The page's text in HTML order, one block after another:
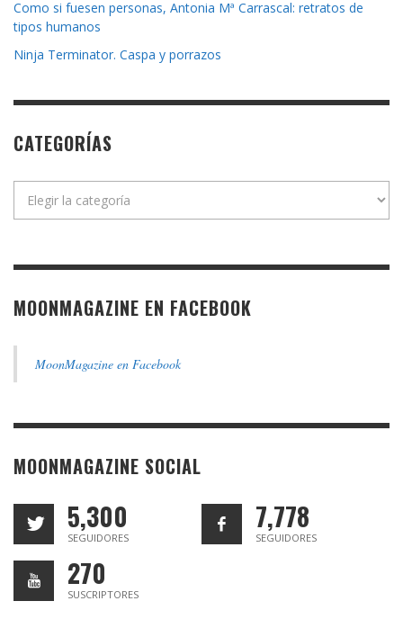
Como si fuesen personas, Antonia Mª Carrascal: retratos de
tipos humanos
Ninja Terminator. Caspa y porrazos
CATEGORÍAS
MOONMAGAZINE EN FACEBOOK
MoonMagazine en Facebook
MOONMAGAZINE SOCIAL
5,300
SEGUIDORES
7,778
SEGUIDORES
270
SUSCRIPTORES